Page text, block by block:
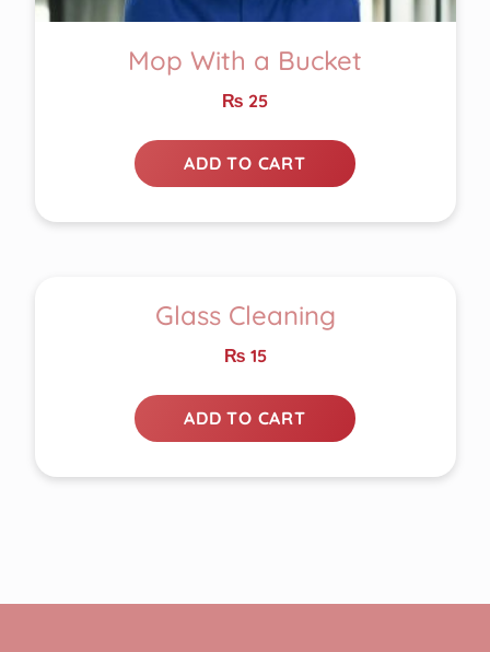
Mop With a Bucket
₨ 25
ADD TO CART
Glass Cleaning
₨ 15
ADD TO CART